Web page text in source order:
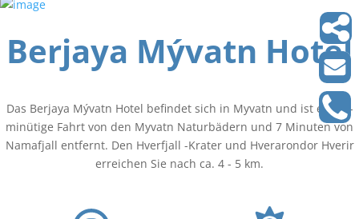
Berjaya Mývatn Hotel
Das Berjaya Mývatn Hotel befindet sich in Myvatn und ist eine 4-
minütige Fahrt von den Myvatn Naturbädern und 7 Minuten von
Namafjall entfernt. Den Hverfjall -Krater und Hverarondor Hverir
erreichen Sie nach ca. 4 - 5 km.